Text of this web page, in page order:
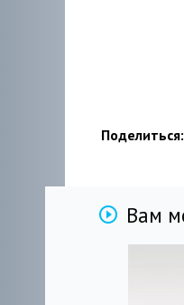
Поделиться:
Вам